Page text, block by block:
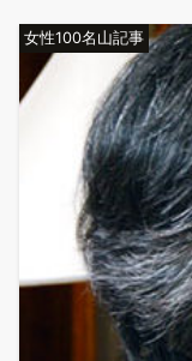
女性100名山記事